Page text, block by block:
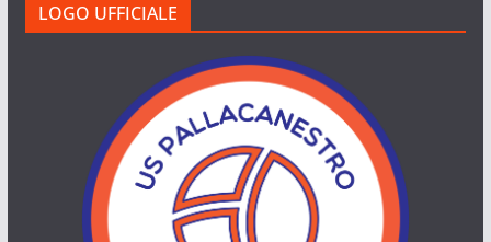
LOGO UFFICIALE